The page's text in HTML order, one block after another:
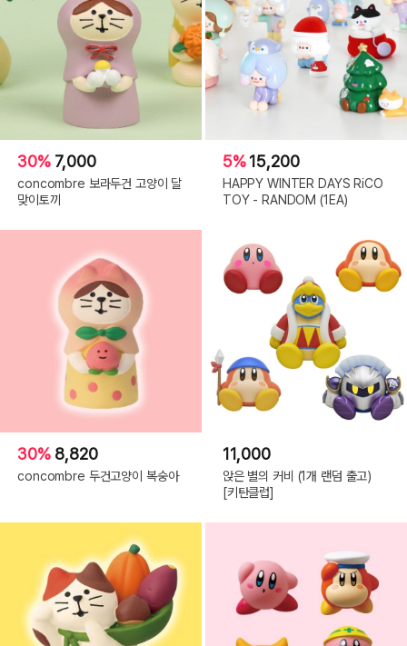
30% 7,000
concombre 보라두건 고양이 달
맞이토끼
5%15,200
HAPPY WINTER DAYS RiCO
TOY - RANDOM (1EA)
30% 8,820
concombre 두건고양이 복숭아
11,000
앉은 별의 커비 (1개 랜덤 출고)
[키탄클럽]